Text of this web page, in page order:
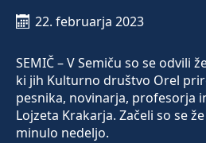
22. februarja 2023
SEMIČ – V Semiču so se odvili
ki jih Kulturno društvo Orel
pesnika, novinarja, profesorja
Lojzeta Krakarja. Začeli so se
minulo nedeljo.